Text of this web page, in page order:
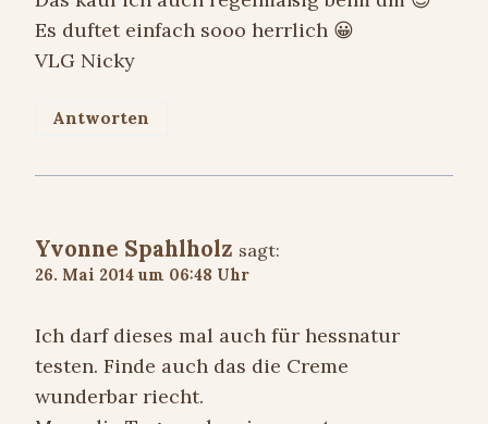
Es duftet einfach sooo herrlich 😀
VLG Nicky
Antworten
Yvonne Spahlholz sagt:
26. Mai 2014 um 06:48 Uhr
Ich darf dieses mal auch für hessnatur
testen. Finde auch das die Creme
wunderbar riecht.